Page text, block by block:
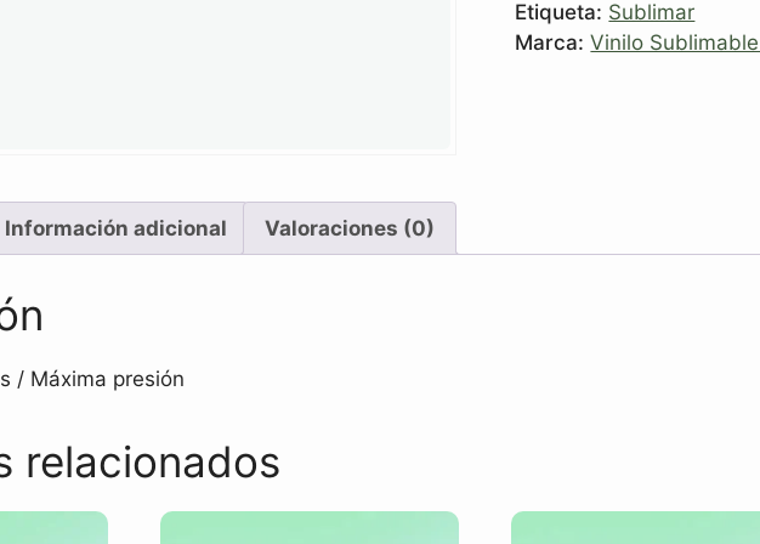
Etiqueta: Sublimar
Marca:Vinilo
Información adicional Valoraciones (0)
/ Máxima presión
relacionados